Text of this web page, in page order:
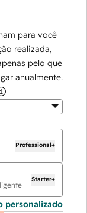
para você
realizada,
pelo que
anualmente.
Professional+
Starter+
personalizado